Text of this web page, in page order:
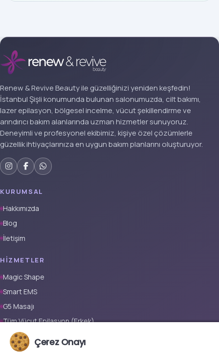
Renew & Revive Beauty ile güzelliğinizi yeniden keşfedin!
İstanbul Şişli konumunda bulunan salonumuzda, cilt bakımı,
lazer epilasyon, bölgesel incelme, vücut şekillendirme ve
arındırıcı bakım alanlarında uzman hizmetler sunuyoruz.
Deneyimli ve profesyonel ekibimiz, kişiye özel çözümlerle
güzellik ihtiyaçlarınıza en uygun bakım planlarını oluşturuyor.
KURUMSAL
Hakkımızda
Blog
İletişim
HIZMETLER
Magic Shape
Smart EMS
G5 Masajı
Tüm Vücut Epilasyon (Erkek)
Tüm Vücut Epilasyon (Kadın)
Çerez Onayı